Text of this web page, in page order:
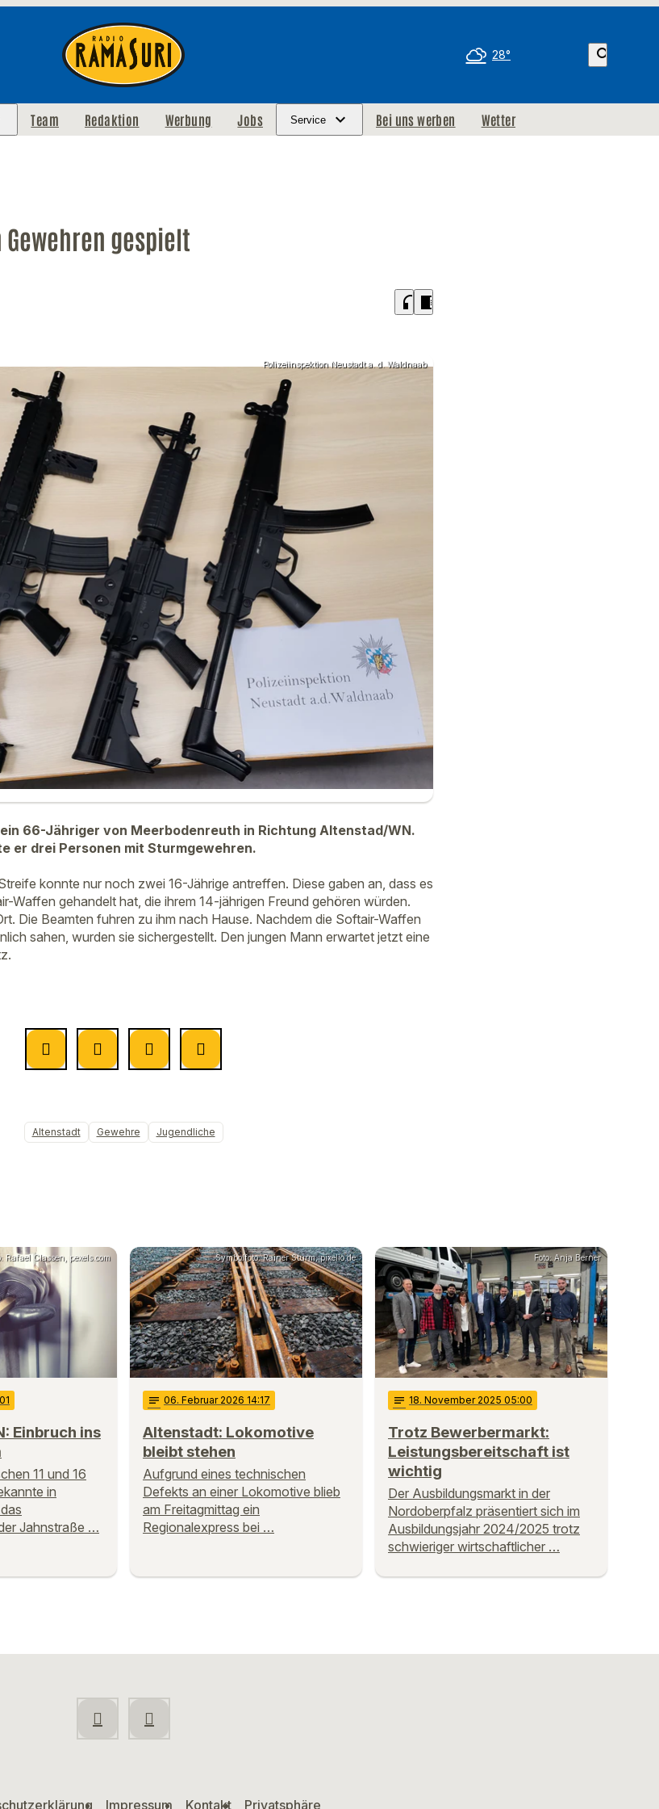
28° search
Team Redaktion Werbung Jobs Service Bei uns werben Wetter
gespielt
headphones chrome_reader_mode
Polizeiinspektion Neustadt a. d. Waldnaab
66-Jähriger von Meerbodenreuth in Richtung Altenstad/WN.
er drei Personen mit Sturmgewehren.
konnte nur noch zwei 16-Jährige antreffen. Diese gaben an, dass es
Waffen gehandelt hat, die ihrem 14-jährigen Freund gehören würden.
Die Beamten fuhren zu ihm nach Hause. Nachdem die Softair-Waffen
sahen, wurden sie sichergestellt. Den jungen Mann erwartet jetzt eine
Altenstadt Gewehre Jugendliche
Rafael Classen, pexels.com
Einbruch ins
11 und 16
in
Jahnstraße …
Symbolfoto: Rainer Sturm, pixelio.de
notes 06. Februar 2026 14:17
Altenstadt: Lokomotive
bleibt stehen
Aufgrund eines technischen
Defekts an einer Lokomotive blieb
am Freitagmittag ein
Regionalexpress bei …
Foto: Anja Berner
notes 18. November 2025 05:00
Trotz Bewerbermarkt:
Leistungsbereitschaft ist
wichtig
Der Ausbildungsmarkt in der
Nordoberpfalz präsentiert sich im
Ausbildungsjahr 2024/2025 trotz
schwieriger wirtschaftlicher …
Impressum Kontakt Privatsphäre